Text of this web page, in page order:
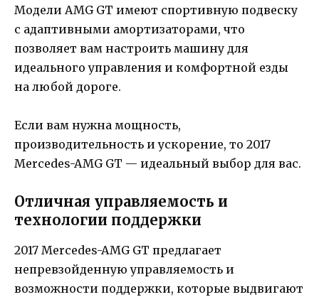
Модели AMG GT имеют спортивную подвеску
с адаптивными амортизаторами, что
позволяет вам настроить машину для
идеального управления и комфортной езды
на любой дороге.
Если вам нужна мощность,
производительность и ускорение, то 2017
Mercedes-AMG GT — идеальный выбор для вас.
Отличная управляемость и
технологии поддержки
2017 Mercedes-AMG GT предлагает
непревзойденную управляемость и
возможности поддержки, которые выдвигают